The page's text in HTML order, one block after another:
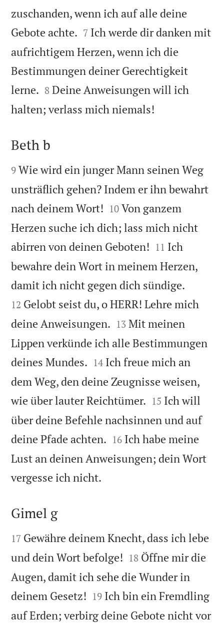
zuschanden, wenn ich auf alle deine
Gebote achte. 

7 Ich werde dir danken mit
aufrichtigem Herzen, wenn ich die
Bestimmungen deiner Gerechtigkeit
lerne. 

8 Deine Anweisungen will ich
halten; verlass mich niemals!

Beth b

9 Wie wird ein junger Mann seinen Weg
unsträflich gehen? Indem er ihn bewahrt
nach deinem Wort! 

10 Von ganzem
Herzen suche ich dich; lass mich nicht
abirren von deinen Geboten! 

11 Ich
bewahre dein Wort in meinem Herzen,
damit ich nicht gegen dich sündige.
12 Gelobt seist du, o HERR! Lehre mich
deine Anweisungen. 

13 Mit meinen
Lippen verkünde ich alle Bestimmungen
deines Mundes. 

14 Ich freue mich an
dem Weg, den deine Zeugnisse weisen,
wie über lauter Reichtümer. 

15 Ich will
über deine Befehle nachsinnen und auf
deine Pfade achten. 

16 Ich habe meine
Lust an deinen Anweisungen; dein Wort
vergesse ich nicht.

Gimel g

17 Gewähre deinem Knecht, dass ich lebe
und dein Wort befolge! 

18 Öffne mir die
Augen, damit ich sehe die Wunder in
deinem Gesetz! 

19 Ich bin ein Fremdling
auf Erden; verbirg deine Gebote nicht vor